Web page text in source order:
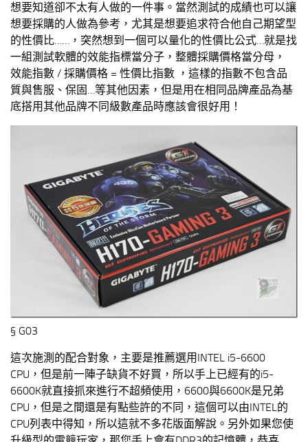
想要知道卻不太有人做的一件事。當然測試的成績也可以讓
想要採購的人做為參考，尤其是想要追求符合他自己期望型
的性價比……，突然想到一個可以量化的性價比公式…就是找
一組測試軟體的效能指標當分子，整體採購價格當分母，
效能指數 / 採購價格 = 性價比指數 ，這樣的指數不包含品
質與售服、保固…等其他因素，但是用在相同品牌產品為基
底搭用其他品牌不同級數產品時應該會很好用！
§ G03
這次施測的配合對象，主要是推薦選用INTEL i5-6600
CPU，但是前一陣子缺貨不好買，所以手上已經有的i5-
6600K就直接抓來進行不超頻使用，6600與6600K是兄弟
CPU，但是之間還是有點些許的不同，這個可以由INTEL的
CPU列表中得知，所以這就不多花版面解說。另外如果您使